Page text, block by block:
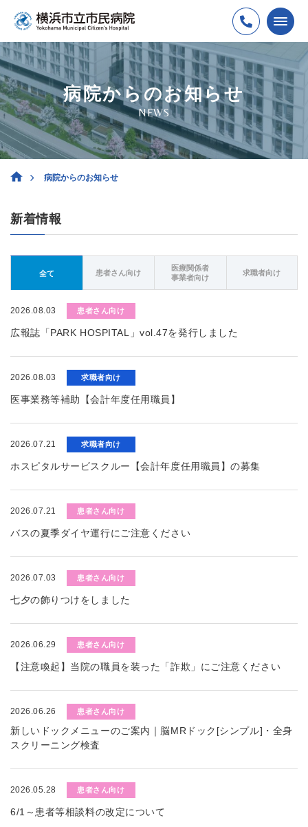
病院からのお知らせ
NEWS
病院からのお知らせ
新着情報
全て 患者さん向け
医療関係者
事業者向け
求職者向け
2026.08.03 患者さん向け
広報誌「PARK HOSPITAL」vol.47を発行しました
2026.08.03 求職者向け
医事業務等補助【会計年度任用職員】
2026.07.21 求職者向け
ホスピタルサービスクルー【会計年度任用職員】の募集
2026.07.21 患者さん向け
バスの夏季ダイヤ運行にご注意ください
2026.07.03 患者さん向け
七夕の飾りつけをしました
2026.06.29 患者さん向け
【注意喚起】当院の職員を装った「詐欺」にご注意ください
2026.06.26 患者さん向け
新しいドックメニューのご案内｜脳MRドック[シンプル]・全身
スクリーニング検査
2026.05.28 患者さん向け
6/1～患者等相談料の改定について